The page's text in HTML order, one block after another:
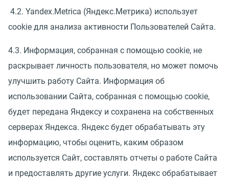
4.2. Yandex.Metrica (Яндекс.Метрика) использует
cookie для анализа активности Пользователей Сайта.
4.3. Информация, собранная с помощью cookie, не
раскрывает личность пользователя, но может помочь
улучшить работу Сайта. Информация об
использовании Сайта, собранная с помощью cookie,
будет передана Яндексу и сохранена на собственных
серверах Яндекса. Яндекс будет обрабатывать эту
информацию, чтобы оценить, каким образом
используется Сайт, составлять отчеты о работе Сайта
и предоставлять другие услуги. Яндекс обрабатывает